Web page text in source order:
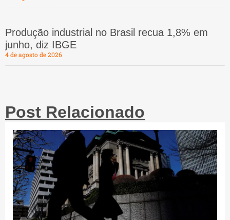
Produção industrial no Brasil recua 1,8% em
junho, diz IBGE
4 de agosto de 2026
Post Relacionado